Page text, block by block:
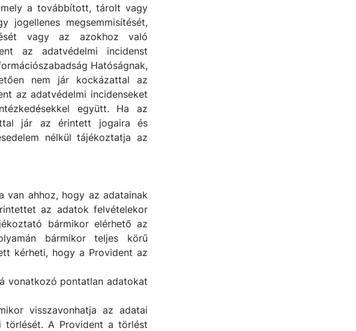
a továbbított, tárolt vagy
jogellenes megsemmisítését,
vagy az azokhoz való
az adatvédelmi incidenst
Hatóságnak,
nem jár kockázattal az
az adatvédelmi incidenseket
együtt. Ha az
jár az érintett jogaira és
nélkül tájékoztatja az
van ahhoz, hogy az adatainak
az adatok felvételekor
bármikor elérhető az
bármikor teljes körű
kérheti, hogy a Provident az
vonatkozó pontatlan adatokat
visszavonhatja az adatai
törlését. A Provident a törlést